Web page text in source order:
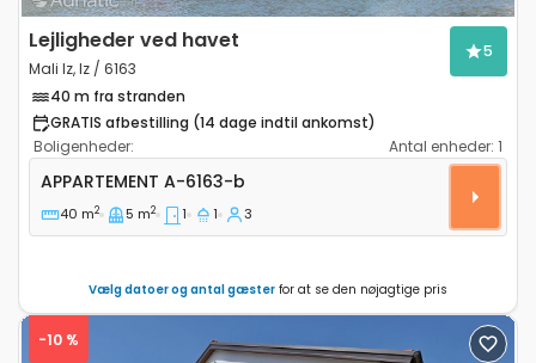
Lejligheder ved havet
Mali Iz, Iz / 6163
5
40 m fra stranden
GRATIS afbestilling (14 dage indtil ankomst)
Boligenheder:
Antal enheder: 1
Etværelses lejlighed Mali Iz, Iz A-6163-b
APPARTEMENT A-6163-b
40 m2 5 m2 1 1 3
Vælg datoer og antal gæster for at se den nøjagtige pris
-10 %